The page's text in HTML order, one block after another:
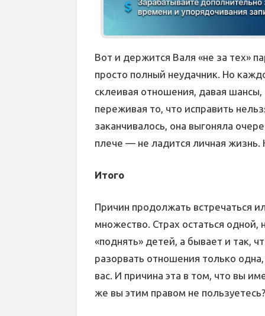
Вот и держится Валя «не за тех»
просто полный неудачник. Но
склеивая отношения, давая
переживая то, что исправить
заканчивалось, она выгоняла
плече — не ладится личная
Итого
Причин продолжать встречаться
множество. Страх остаться одной,
«поднять» детей, а бывает и так,
разорвать отношения только
вас. И причина эта в том, что вы
же вы этим правом не